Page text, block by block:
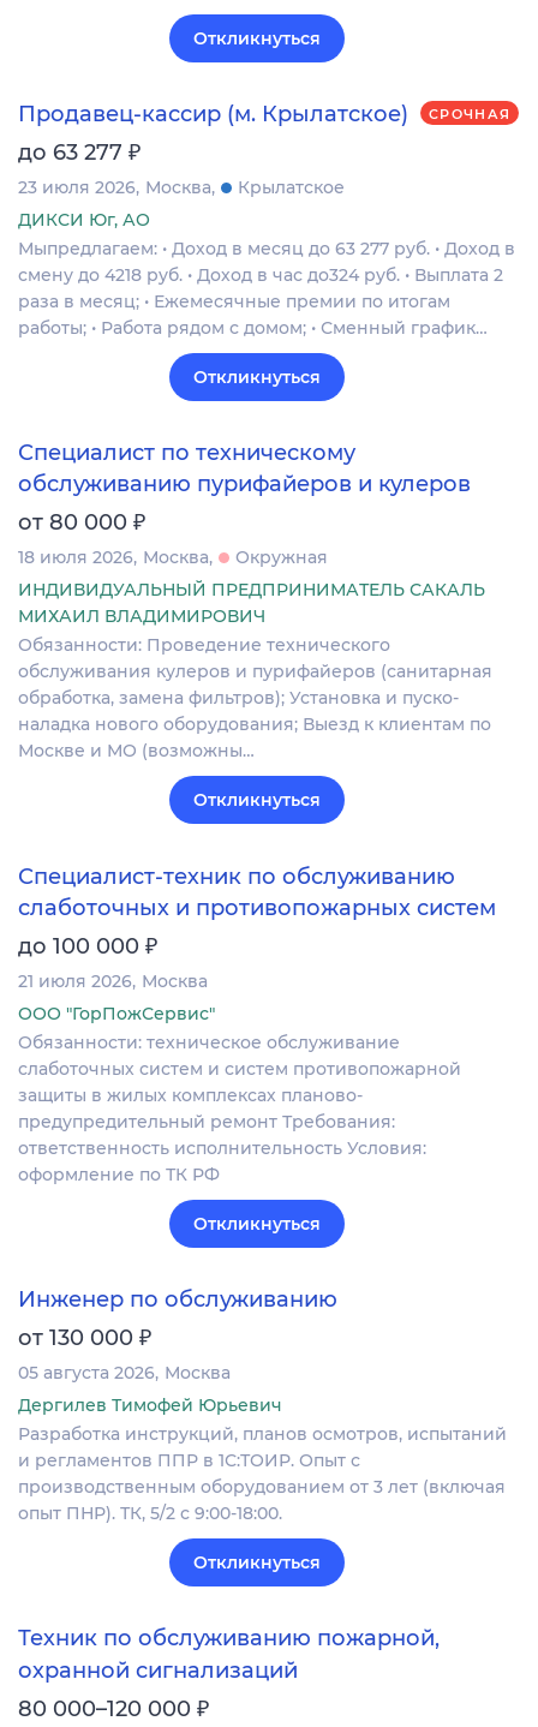
Откликнуться
Продавец-кассир (м. Крылатское) СРОЧНАЯ
до 63 277 ₽
23 июля 2026 Москва
Крылатское
ДИКСИ Юг, АО
Мыпредлагаем: • Доход в месяц до 63 277 руб. • Доход в
смену до 4218 руб. • Доход в час до324 руб. • Выплата 2
раза в месяц; • Ежемесячные премии по итогам
работы; • Работа рядом с домом; • Сменный график…
Откликнуться
Специалист по техническому
обслуживанию пурифайеров и кулеров
от 80 000 ₽
18 июля 2026 Москва
Окружная
ИНДИВИДУАЛЬНЫЙ ПРЕДПРИНИМАТЕЛЬ САКАЛЬ
МИХАИЛ ВЛАДИМИРОВИЧ
Обязанности: Проведение технического
обслуживания кулеров и пурифайеров (санитарная
обработка, замена фильтров); Установка и пуско-
наладка нового оборудования; Выезд к клиентам по
Москве и МО (возможны…
Откликнуться
Специалист-техник по обслуживанию
слаботочных и противопожарных систем
до 100 000 ₽
21 июля 2026 Москва
ООО "ГорПожСервис"
Обязанности: техническое обслуживание
слаботочных систем и систем противопожарной
защиты в жилых комплексах планово-
предупредительный ремонт Требования:
ответственность исполнительность Условия:
оформление по ТК РФ
Откликнуться
Инженер по обслуживанию
от 130 000 ₽
05 августа 2026 Москва
Дергилев Тимофей Юрьевич
Разработка инструкций, планов осмотров, испытаний
и регламентов ППР в 1С:ТОИР. Опыт с
производственным оборудованием от 3 лет (включая
опыт ПНР). ТК, 5/2 с 9:00-18:00.
Откликнуться
Техник по обслуживанию пожарной,
охранной сигнализаций
80 000–120 000 ₽